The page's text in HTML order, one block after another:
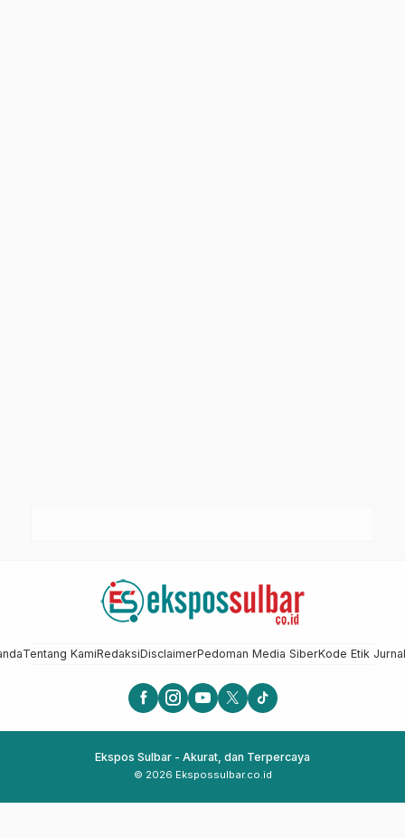
Tentang KamiRedaksiDisclaimerPedoman Media SiberKode Etik
Ekspos Sulbar - Akurat, dan Terpercaya
© 2026 Ekspossulbar.co.id